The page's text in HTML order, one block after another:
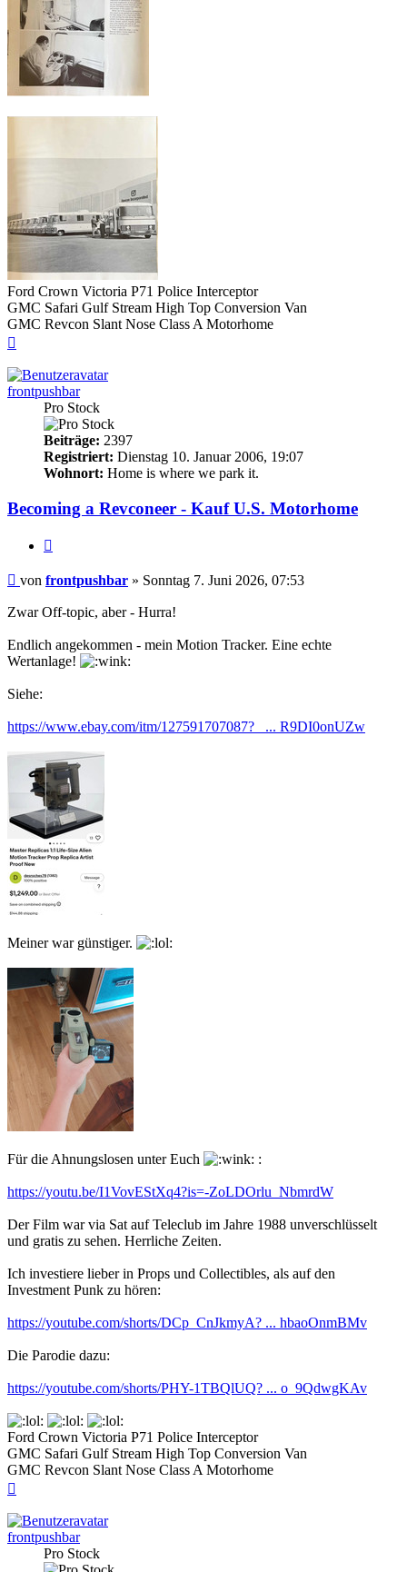
Ford Crown Victoria P71 Police Interceptor
GMC Safari Gulf Stream High Top Conversion Van
GMC Revcon Slant Nose Class A Motorhome
frontpushbar
Pro Stock
Beiträge: 2397
Registriert: Dienstag 10. Januar 2006, 19:07
Wohnort: Home is where we park it.
Becoming a Revconeer - Kauf U.S. Motorhome
Beitrag
von frontpushbar » Sonntag 7. Juni 2026, 07:53
Zwar Off-topic, aber - Hurra!
Endlich angekommen - mein Motion Tracker. Eine echte
Wertanlage!
Siehe:
https://www.ebay.com/itm/127591707087?_ ... R9DI0onUZw
Meiner war günstiger.
Für die Ahnungslosen unter Euch :
https://youtu.be/I1VovEStXq4?is=-ZoLDOrlu_NbmrdW
Der Film war via Sat auf Teleclub im Jahre 1988 unverschlüsselt
und gratis zu sehen. Herrliche Zeiten.
Ich investiere lieber in Props und Collectibles, als auf den
Investment Punk zu hören:
https://youtube.com/shorts/DCp_CnJkmyA? ... hbaoOnmBMv
Die Parodie dazu:
https://youtube.com/shorts/PHY-1TBQlUQ? ... o_9QdwgKAv
Ford Crown Victoria P71 Police Interceptor
GMC Safari Gulf Stream High Top Conversion Van
GMC Revcon Slant Nose Class A Motorhome
frontpushbar
Pro Stock